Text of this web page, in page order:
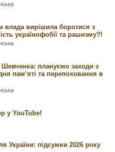
влада вирішила боротися з
українофобії та рашизму?!
плануємо заходи з
памʼяті та перепоховання в
у YouTube!
України: підсумки 2026 року